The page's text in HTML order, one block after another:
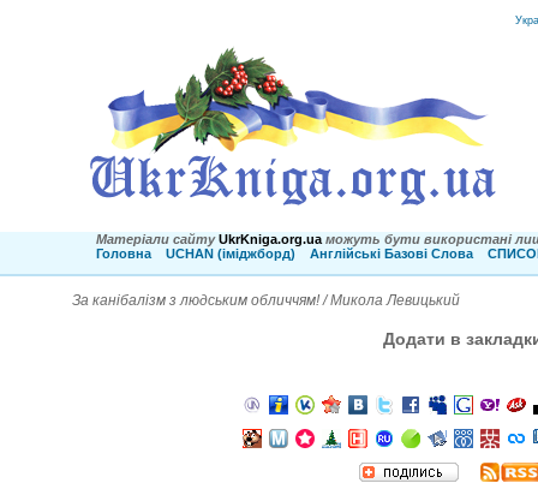
Матеріали сайту UkrKniga.org.ua можуть бути використані
Головна
UCHAN (іміджборд) Англійські Базові Слова
За канібалізм з людським обличчям! / Микола Левицький
Додати в